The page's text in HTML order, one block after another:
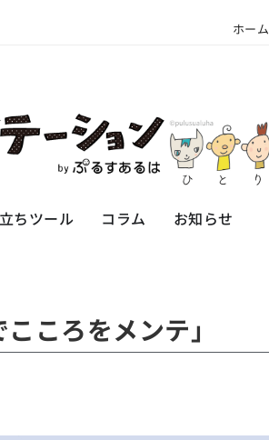
ホーム
ちツール コラム お知らせ
ころをメンテ」